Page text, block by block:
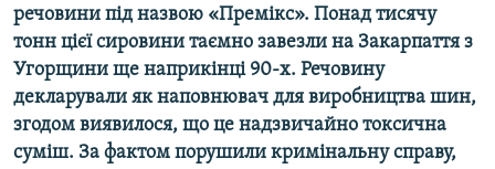
КТАТ
ДОЛУЧАЙСЯ!
речовини під назвою «Премікс». Понад тисячу
тонн цієї сировини таємно завезли на Закарпаття з
Угорщини ще наприкінці 90-х. Речовину
декларували як наповнювач для виробництва шин,
згодом виявилося, що це надзвичайно токсична
суміш. За фактом порушили кримінальну справу,